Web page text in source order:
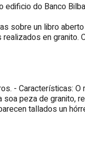
do Banco
sobre un libro
en granito.
- Características: O
soa peza de granito,
tallados un